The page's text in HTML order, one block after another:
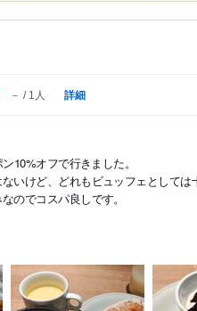
－ 1人 詳細
10%オフで行きました。
いけど、どれもビュッフェとしては
のでコスパ良しです。